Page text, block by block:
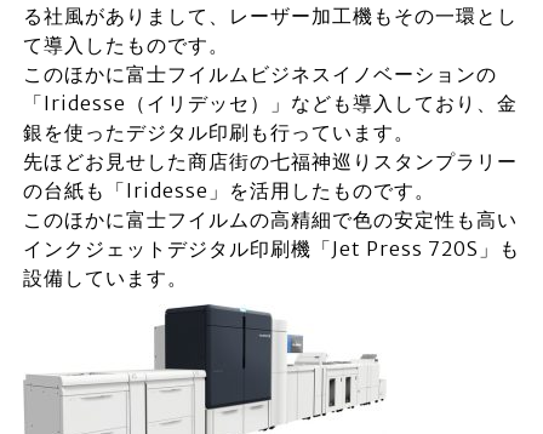
る社風がありまして、レーザー加工機もその一環とし
て導入したものです。
このほかに富士フイルムビジネスイノベーションの
「Iridesse（イリデッセ）」なども導入しており、金
銀を使ったデジタル印刷も行っています。
先ほどお見せした商店街の七福神巡りスタンプラリー
の台紙も「Iridesse」を活用したものです。
このほかに富士フイルムの高精細で色の安定性も高い
インクジェットデジタル印刷機「Jet Press 720S」も
設備しています。